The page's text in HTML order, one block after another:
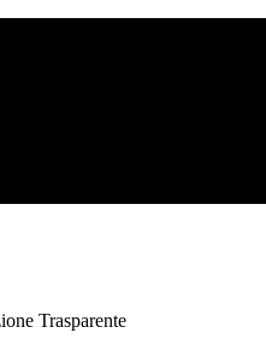
Trasparente